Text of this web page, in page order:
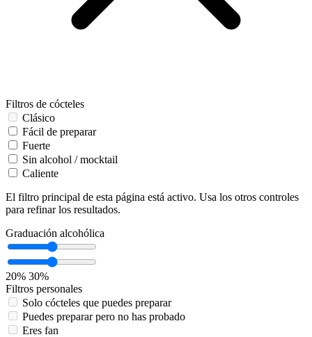
Filtros de cócteles
Clásico
Fácil de preparar
Fuerte
Sin alcohol / mocktail
Caliente
El filtro principal de esta página está activo. Usa los otros controles
para refinar los resultados.
Graduación alcohólica
20% 30%
Filtros personales
Solo cócteles que puedes preparar
Puedes preparar pero no has probado
Eres fan